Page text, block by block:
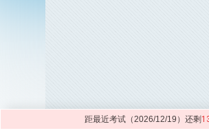
距最近考试（2026/12/19）还剩